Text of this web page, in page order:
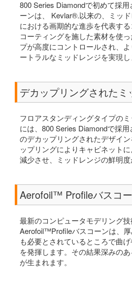
800 Series Diamondで初めて採
ーンは、 Kevlar®.以来の、ミッ
における画期的な進歩を代表す
コーティングを施した素材を使
プが高度にコントロールされ、
ートラルなミッドレンジを実現し
デカップリングされたミ
フロアスタンディングタイプの
には、800 Series Diamondで採
のデカップリングされたデザイ
ップリングによりキャビネット
減少させ、ミッドレンジの鮮明度
Aerofoil™ Profileバスコ
最新のコンピュータモデリング
Aerofoil™Profileバスコーンは、
も必要とされているところで曲
を発揮します。その結果深みの
が生まれます。